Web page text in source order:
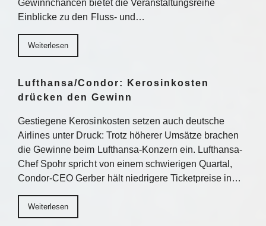
Gewinnchancen bietet die Veranstaltungsreihe
Einblicke zu den Fluss- und…
Weiterlesen
Lufthansa/Condor: Kerosinkosten
drücken den Gewinn
Gestiegene Kerosinkosten setzen auch deutsche
Airlines unter Druck: Trotz höherer Umsätze brachen
die Gewinne beim Lufthansa-Konzern ein. Lufthansa-
Chef Spohr spricht von einem schwierigen Quartal,
Condor-CEO Gerber hält niedrigere Ticketpreise in…
Weiterlesen